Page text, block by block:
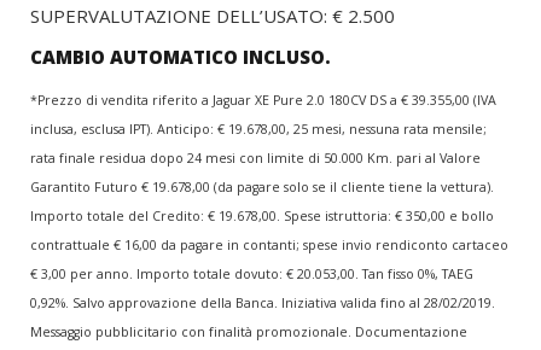
SUPERVALUTAZIONE DELL’USATO: € 2.500
CAMBIO AUTOMATICO INCLUSO.
*Prezzo di vendita riferito a Jaguar XE Pure 2.0 180CV DS a € 39.355,00 (IVA
inclusa, esclusa IPT). Anticipo: € 19.678,00, 25 mesi, nessuna rata mensile;
rata finale residua dopo 24 mesi con limite di 50.000 Km. pari al Valore
Garantito Futuro € 19.678,00 (da pagare solo se il cliente tiene la vettura).
Importo totale del Credito: € 19.678,00. Spese istruttoria: € 350,00 e bollo
contrattuale € 16,00 da pagare in contanti; spese invio rendiconto cartaceo
€ 3,00 per anno. Importo totale dovuto: € 20.053,00. Tan fisso 0%, TAEG
0,92%. Salvo approvazione della Banca. Iniziativa valida fino al 28/02/2019.
Messaggio pubblicitario con finalità promozionale. Documentazione